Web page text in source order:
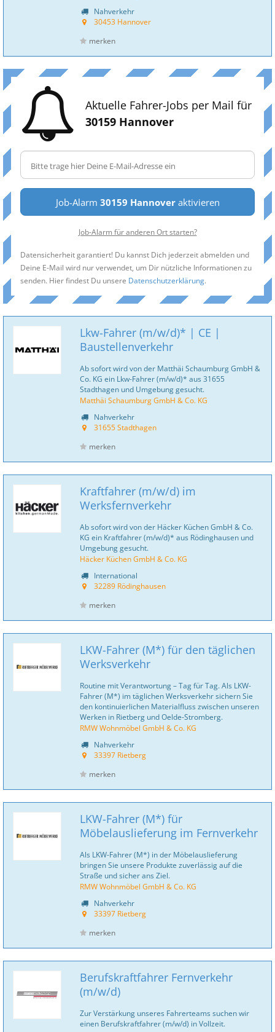
Nahverkehr
30453 Hannover
merken
Aktuelle Fahrer-Jobs per Mail für
30159 Hannover
Job-Alarm 30159 Hannoveraktivieren
Job-Alarm für anderen Ort starten?
Datensicherheit garantiert! Du kannst Dich jederzeit abmelden und
Deine E-Mail wird nur verwendet, um Dir nützliche Informationen zu
senden. Hier findest Du unsere Datenschutzerklärung.
Lkw-Fahrer (m/w/d)* | CE |
Baustellenverkehr
Ab sofort wird von der Matthäi Schaumburg GmbH &
Co. KG ein Lkw-Fahrer (m/w/d)* aus 31655
Stadthagen und Umgebung gesucht.
Matthäi Schaumburg GmbH & Co. KG
Nahverkehr
31655 Stadthagen
merken
Kraftfahrer (m/w/d) im
Werksfernverkehr
Ab sofort wird von der Häcker Küchen GmbH & Co.
KG ein Kraftfahrer (m/w/d)* aus Rödinghausen und
Umgebung gesucht.
Häcker Küchen GmbH & Co. KG
International
32289 Rödinghausen
merken
LKW-Fahrer (M*) für den täglichen
Werksverkehr
Routine mit Verantwortung – Tag für Tag. Als LKW-
Fahrer (M*) im täglichen Werksverkehr sichern Sie
den kontinuierlichen Materialfluss zwischen unseren
Werken in Rietberg und Oelde-Stromberg.
RMW Wohnmöbel GmbH & Co. KG
Nahverkehr
33397 Rietberg
merken
LKW-Fahrer (M*) für
Möbelauslieferung im Fernverkehr
Als LKW-Fahrer (M*) in der Möbelauslieferung
bringen Sie unsere Produkte zuverlässig auf die
Straße und sicher ans Ziel.
RMW Wohnmöbel GmbH & Co. KG
Nahverkehr
33397 Rietberg
merken
Berufskraftfahrer Fernverkehr
(m/w/d)
Zur Verstärkung unseres Fahrerteams suchen wir
einen Berufskraftfahrer (m/w/d) in Vollzeit.